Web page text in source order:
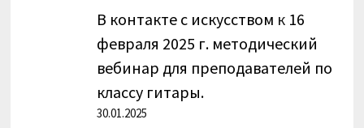
В контакте с искусством к 16
февраля 2025 г. методический
вебинар для преподавателей по
классу гитары.
30.01.2025